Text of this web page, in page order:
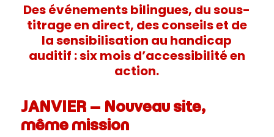
Des événements bilingues, du sous-
titrage en direct, des conseils et de
la sensibilisation au handicap
auditif : six mois d’accessibilité en
action.
JANVIER – Nouveau site,
même mission